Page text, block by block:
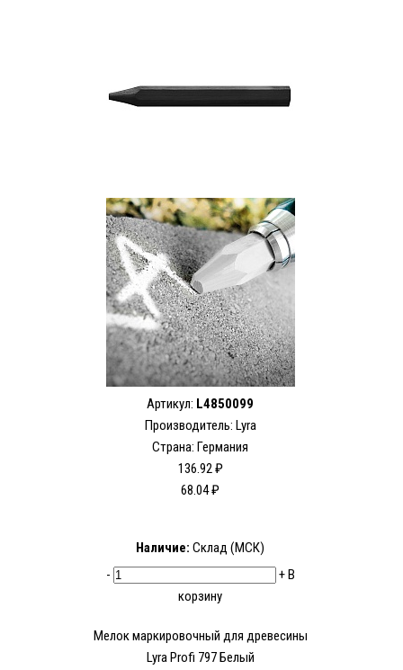
Артикул: L4850099
Производитель: Lyra
Страна: Германия
136.92 ₽
68.04 ₽
Наличие: Склад (МСК)
-
+В
корзину
Мелок маркировочный для древесины
Lyra Profi 797 Белый